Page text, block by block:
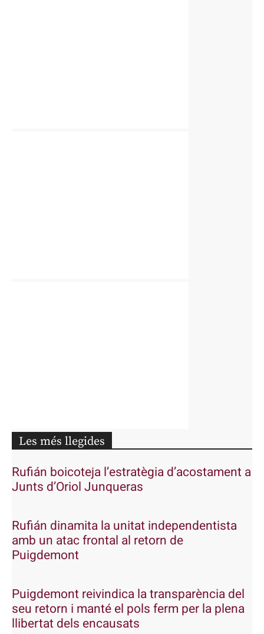
Les més llegides
Rufián boicoteja l’estratègia d’acostament a
Junts d’Oriol Junqueras
Rufián dinamita la unitat independentista
amb un atac frontal al retorn de
Puigdemont
Puigdemont reivindica la transparència del
seu retorn i manté el pols ferm per la plena
llibertat dels encausats